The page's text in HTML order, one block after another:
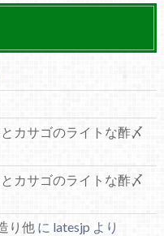
カサゴのライトな酢〆
カサゴのライトな酢〆
り他に latesjp より